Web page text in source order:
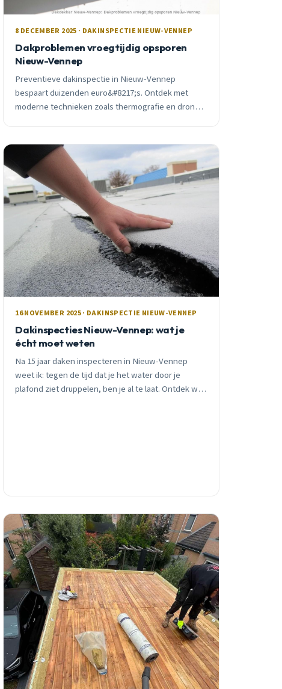
8 DECEMBER 2025 · DAKINSPECTIE NIEUW-VENNEP
Dakproblemen vroegtijdig opsporen
Nieuw-Vennep
Preventieve dakinspectie in Nieuw-Vennep
bespaart duizenden euro&#8217;s. Ontdek met
moderne technieken zoals thermografie en drone-
16 NOVEMBER 2025 · DAKINSPECTIE NIEUW-VENNEP
Dakinspecties Nieuw-Vennep: wat je
écht moet weten
Na 15 jaar daken inspecteren in Nieuw-Vennep
weet ik: tegen de tijd dat je het water door je
plafond ziet druppelen, ben je al te laat. Ontdek wat